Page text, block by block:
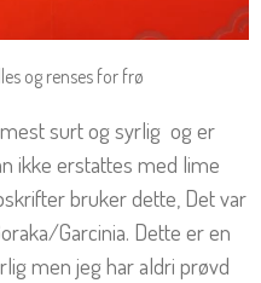
og renses for frø
surt og syrlig og er
ikke erstattes med lime
bruker dette, Det var
oraka/Garcinia. Dette er en
men jeg har aldri prøvd